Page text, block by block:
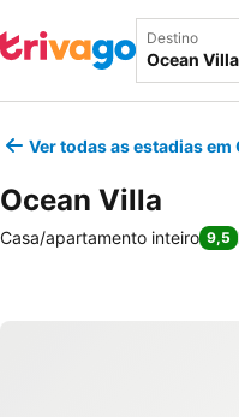
Destino
Ver todas as estadias em
Ocean Villa
Casa/apartamento inteiro 9,5